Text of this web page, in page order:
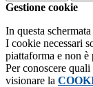
Gestione cookie
In questa
I cookie necessari
piattaforma e non
Per conoscere
visionare la